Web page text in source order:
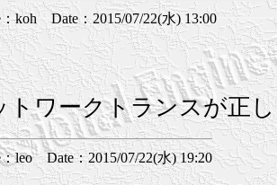
koh Date：2015/07/22(水) 13:00
トワークトランスが正
leo Date：2015/07/22(水) 19:20